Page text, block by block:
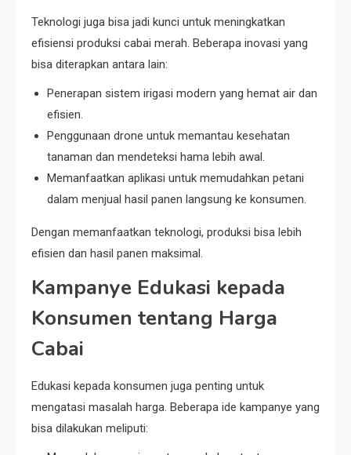
Teknologi juga bisa jadi kunci untuk meningkatkan
efisiensi produksi cabai merah. Beberapa inovasi yang
bisa diterapkan antara lain:
Penerapan sistem irigasi modern yang hemat air dan
efisien.
Penggunaan drone untuk memantau kesehatan
tanaman dan mendeteksi hama lebih awal.
Memanfaatkan aplikasi untuk memudahkan petani
dalam menjual hasil panen langsung ke konsumen.
Dengan memanfaatkan teknologi, produksi bisa lebih
efisien dan hasil panen maksimal.
Kampanye Edukasi kepada
Konsumen tentang Harga
Cabai
Edukasi kepada konsumen juga penting untuk
mengatasi masalah harga. Beberapa ide kampanye yang
bisa dilakukan meliputi: